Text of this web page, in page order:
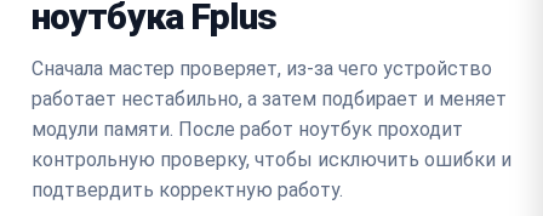
ноутбука Fplus
Сначала мастер проверяет, из-за чего устройство
работает нестабильно, а затем подбирает и меняет
модули памяти. После работ ноутбук проходит
контрольную проверку, чтобы исключить ошибки и
подтвердить корректную работу.